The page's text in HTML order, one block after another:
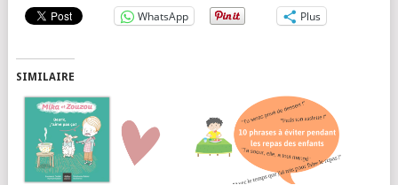
WhatsApp Plus
SIMILAIRE